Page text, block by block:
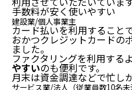
手数料が安く 使いやすい
建設業/個人事業主
カード払いを利用すること
おかつクレジットカードの
ました。
ファクタリングを利用するよ
やすいのも便利です。
月末は資金調達などで忙し
サービス業/法人（従業員数10名未